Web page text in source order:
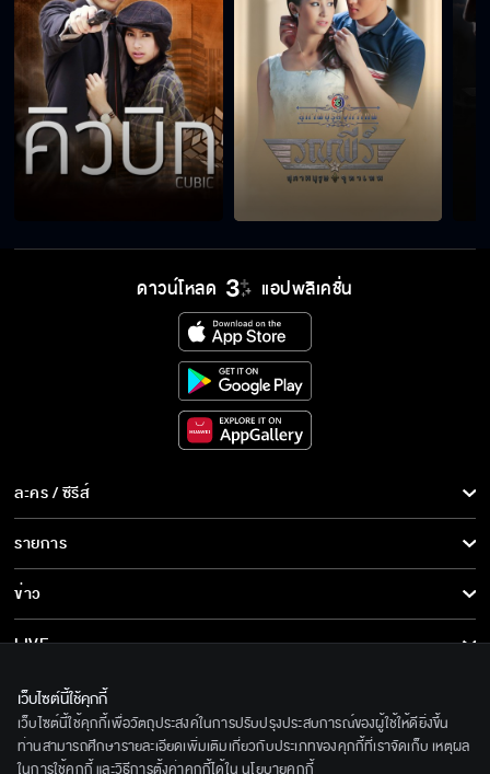
ดาวน์โหลด แอปพลิเคชั่น
ละคร / ซีรีส์
ละคร/ซีรีส์
ซีรีส์นานาชาติ
การ์ตูน & เกม
รายการ
รายการทั้งหมด
ข่าว
ข่าวทั้งหมด
ข่าวประชาสัมพันธ์
LIVE
เกี่ยวกับเรา
BEC World
ติดตามเราได้ที่
เว็บไซต์นี้ใช้คุกกี้
เว็บไซต์นี้ใช้คุกกี้เพื่อวัตถุประสงค์ในการปรับปรุงประสบการณ์ของผู้ใช้ให้ดียิ่งขึ้น
ท่านสามารถศึกษารายละเอียดเพิ่มเติมเกี่ยวกับประเภทของคุกกี้ที่เราจัดเก็บ เหตุผล
ในการใช้คุกกี้ และวิธีการตั้งค่าคุกกี้ได้ใน นโยบายคุกกี้